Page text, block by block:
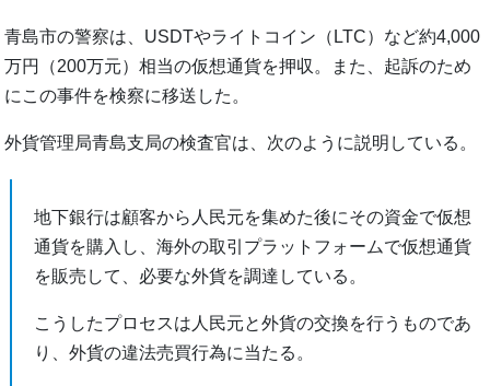
青島市の警察は、USDTやライトコイン（LTC）など約4,000
万円（200万元）相当の仮想通貨を押収。また、起訴のため
にこの事件を検察に移送した。
外貨管理局青島支局の検査官は、次のように説明している。
地下銀行は顧客から人民元を集めた後にその資金で仮想
通貨を購入し、海外の取引プラットフォームで仮想通貨
を販売して、必要な外貨を調達している。
こうしたプロセスは人民元と外貨の交換を行うものであ
り、外貨の違法売買行為に当たる。